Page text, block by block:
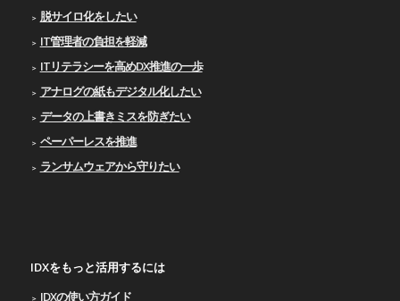
脱サイロ化をしたい
IT管理者の負担を軽減
ITリテラシーを高めDX推進の一歩
アナログの紙もデジタル化したい
データの上書きミスを防ぎたい
ペーパーレスを推進
ランサムウェアから守りたい
IDXをもっと活用するには
IDXの使い⽅ガイド